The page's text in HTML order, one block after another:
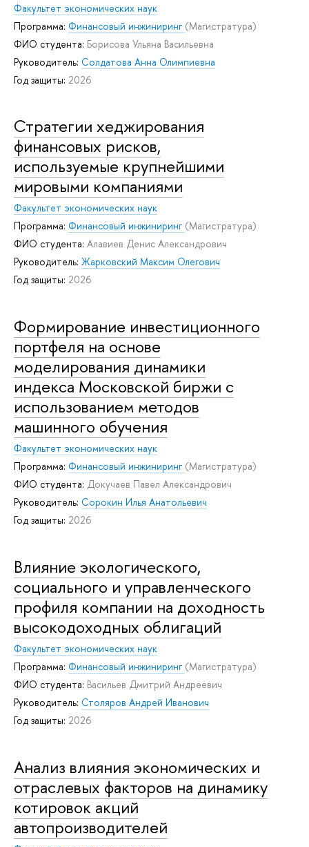
Факультет экономических наук
Программа: Финансовый инжиниринг (Магистратура)
ФИО студента: Борисова Ульяна Васильевна
Руководитель: Солдатова Анна Олимпиевна
Год защиты: 2026
Стратегии хеджирования
финансовых рисков,
используемые крупнейшими
мировыми компаниями
Факультет экономических наук
Программа: Финансовый инжиниринг (Магистратура)
ФИО студента: Алавиев Денис Александрович
Руководитель: Жарковский Максим Олегович
Год защиты: 2026
Формирование инвестиционного
портфеля на основе
моделирования динамики
индекса Московской биржи с
использованием методов
машинного обучения
Факультет экономических наук
Программа: Финансовый инжиниринг (Магистратура)
ФИО студента: Докучаев Павел Александрович
Руководитель: Сорокин Илья Анатольевич
Год защиты: 2026
Влияние экологического,
социального и управленческого
профиля компании на доходность
высокодоходных облигаций
Факультет экономических наук
Программа: Финансовый инжиниринг (Магистратура)
ФИО студента: Васильев Дмитрий Андреевич
Руководитель: Столяров Андрей Иванович
Год защиты: 2026
Анализ влияния экономических и
отраслевых факторов на динамику
котировок акций
автопроизводителей